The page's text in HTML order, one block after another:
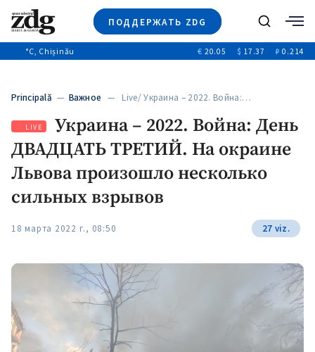
ПОДДЕРЖАТЬ ZDG
Новости
Расследования
Общество
+312
Поиск
°C, Chișinău € 20.05 $ 17.37 ₽ 0.214
Principală — Важное — Live/ Украина – 2022. Война:…
LIVE
Украина – 2022. Война: День
ДВАДЦАТЬ ТРЕТИЙ. На окраине
Львова произошло несколько
сильных взрывов
18 марта 2022 г., 08:50 27 viz.